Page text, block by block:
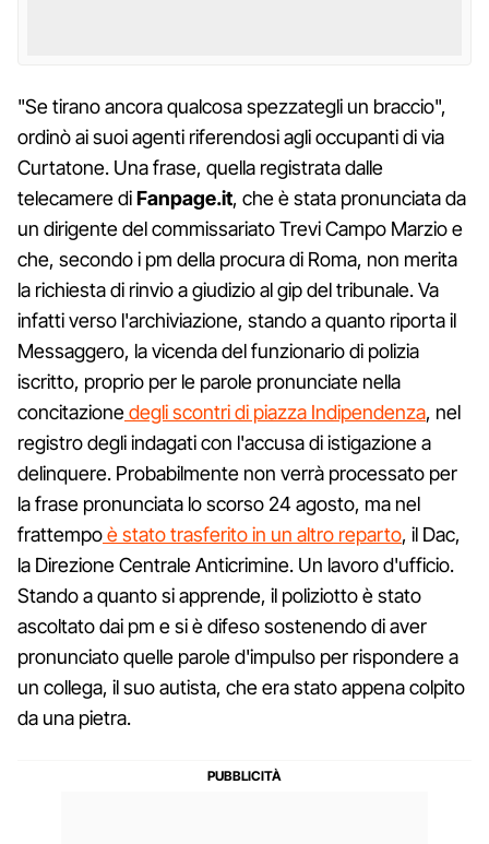
"Se tirano ancora qualcosa spezzategli un braccio",
ordinò ai suoi agenti riferendosi agli occupanti di via
Curtatone. Una frase, quella registrata dalle
telecamere diFanpage.it, che è stata pronunciata da
un dirigente del commissariato Trevi Campo Marzio e
che, secondo i pm della procura di Roma, non merita
la richiesta di rinvio a giudizio al gip del tribunale. Va
infatti verso l'archiviazione, stando a quanto riporta il
Messaggero, la vicenda del funzionario di polizia
iscritto, proprio per le parole pronunciate nella
concitazionedegli scontri di piazza Indipendenza, nel
registro degli indagati con l'accusa di istigazione a
delinquere. Probabilmente non verrà processato per
la frase pronunciata lo scorso 24 agosto, ma nel
frattempoè stato trasferito in un altro reparto, il Dac,
la Direzione Centrale Anticrimine. Un lavoro d'ufficio.
Stando a quanto si apprende, il poliziotto è stato
ascoltato dai pm e si è difeso sostenendo di aver
pronunciato quelle parole d'impulso per rispondere a
un collega, il suo autista, che era stato appena colpito
da una pietra.